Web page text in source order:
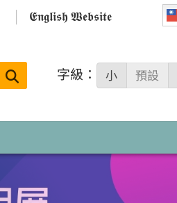
𝕰𝖓𝖌𝖑𝖎𝖘𝖍 𝖂𝖊𝖇𝖘𝖎𝖙𝖊
搜
字級： 小 預設